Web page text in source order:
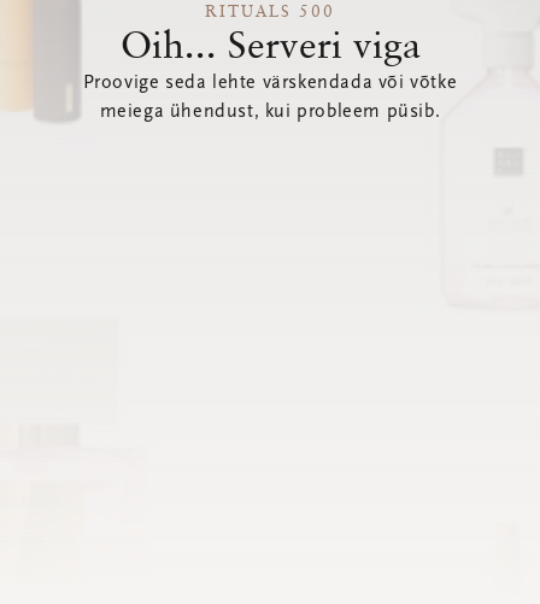
RITUALS 500
Oih... Serveri viga
Proovige seda lehte värskendada või võtke
meiega ühendust, kui probleem püsib.